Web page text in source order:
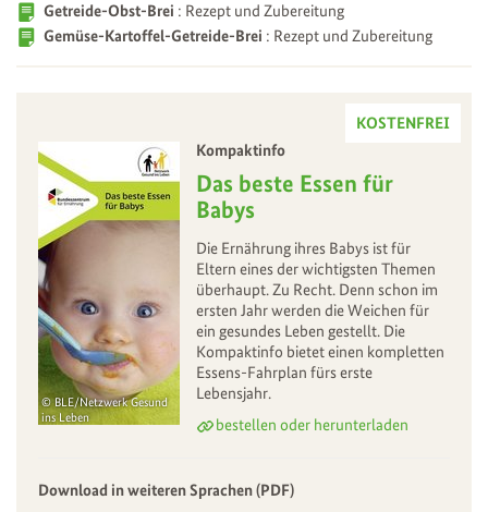
Getreide-Obst-Brei : Rezept und Zubereitung
Gemüse-Kartoffel-Getreide-Brei : Rezept und Zubereitung
BLE/Netzwerk Gesund
ins Leben
KOSTENFREI
Kompaktinfo
Das beste Essen für
Babys
Die Ernährung ihres Babys ist für
Eltern eines der wichtigsten Themen
überhaupt. Zu Recht. Denn schon im
ersten Jahr werden die Weichen für
ein gesundes Leben gestellt. Die
Kompaktinfo bietet einen kompletten
Essens-Fahrplan fürs erste
Lebensjahr.
bestellen oder herunterladen
Download in weiteren Sprachen (PDF)